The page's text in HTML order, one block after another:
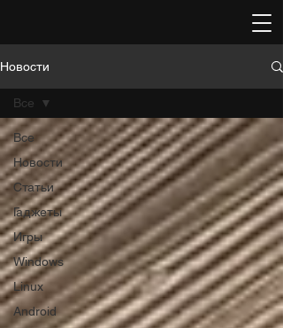
Новости
Все
Новости
Статьи
Гаджеты
Игры
Windows
Linux
Android
Все